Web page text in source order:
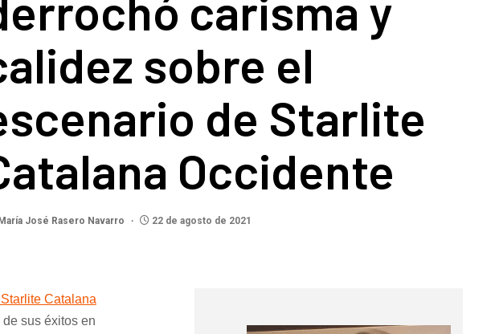
sobre el
de Starlite
Occidente
María José Rasero Navarro 22 de agosto de 2021
Catalana
sus éxitos en